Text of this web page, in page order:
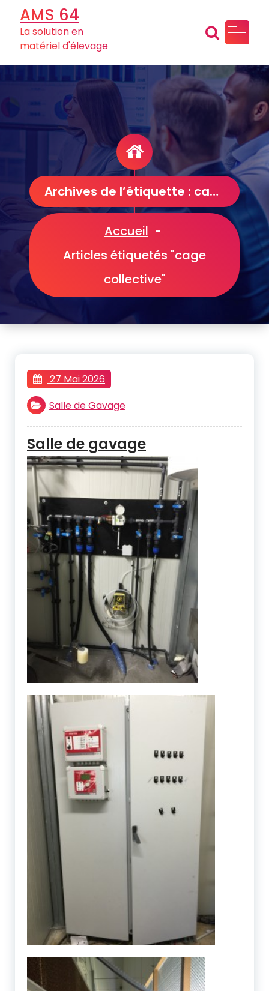
contenu
AMS 64
La solution en
matériel d'élevage
Archives de l’étiquette : cage collective
Accueil -
Articles étiquetés "cage
collective"
27 Mai 2026
Salle de Gavage
Salle de gavage